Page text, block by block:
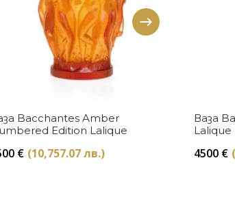
Купи
Bacchantes Amber
Edition Lalique
€ (10,757.07 лв.)
Ваза
Lalique
4500 €